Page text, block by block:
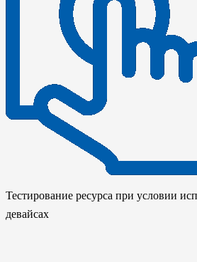
Тестирование ресурса при условии
девайсах